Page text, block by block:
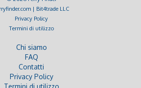
| Bit4trade LLC
Privacy Policy
Termini di utilizzo
Chi siamo
FAQ
Contatti
Privacy Policy
Termini di utilizzo